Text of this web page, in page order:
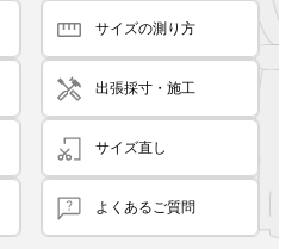
サイズの測り方
出張採寸・施工
サイズ直し
よくあるご質問